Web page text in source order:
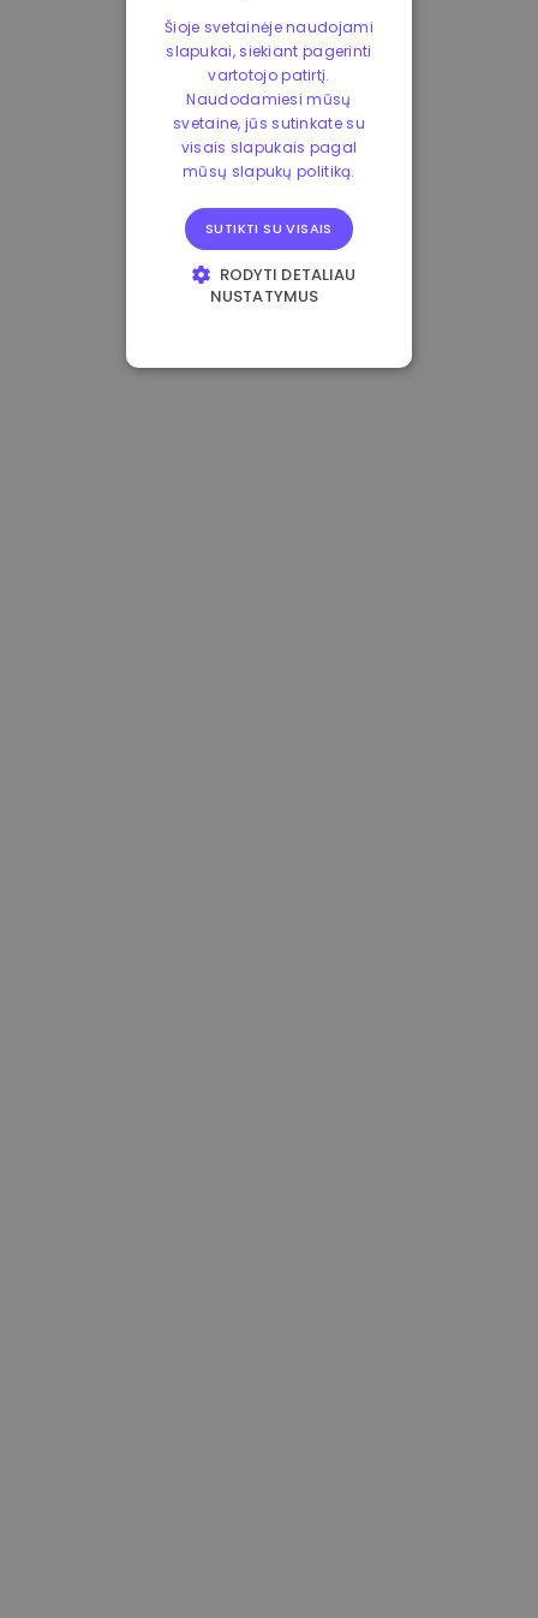
Šioje svetainėje naudojami
slapukai, siekiant pagerinti
vartotojo patirtį.
Naudodamiesi mūsų
svetaine, jūs sutinkate su
visais slapukais pagal
mūsų slapukų politiką.
SUTIKTI SU VISAIS
RODYTI DETALIAU
NUSTATYMUS